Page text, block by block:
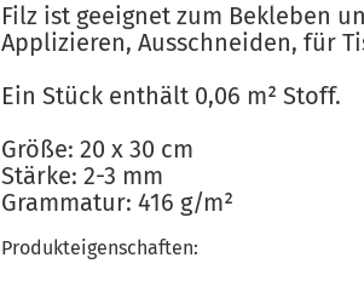
Filz ist geeignet zum Bekleben
Applizieren, Ausschneiden, für
Ein Stück enthält 0,06 m² Stoff.
Größe: 20 x 30 cm
Stärke: 2-3 mm
Grammatur: 416 g/m²
Produkteigenschaften: